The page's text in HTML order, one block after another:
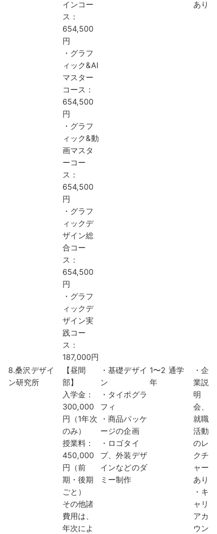
インコー
ス：
654,500
円
・グラフ
ィック&AI
マスター
コース：
654,500
円
・グラフ
ィック&動
画マスタ
ーコー
ス：
654,500
円
・グラフ
ィックデ
ザイン総
合コー
ス：
654,500
円
・グラフ
ィックデ
ザイン実
践コー
ス：
187,000円
あり
8.桑沢デザイ
ン研究所
【昼間
部】
入学金：
300,000
円（1年次
のみ）
授業料：
450,000
円（前
期・後期
ごと）
その他諸
費用は、
年次によ
・基礎デザイ
ン
・タイポグラ
フィ
・商品パッケ
ージの企画
・ロゴタイ
プ、外装デザ
インなどのダ
ミー制作
1〜2
年
通学
・企
業説
明
会、
就職
活動
のレ
クチ
ャー
あり
・キ
ャリ
アカ
ウン